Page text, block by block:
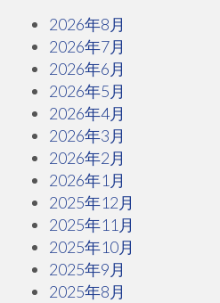
2026年8月
2026年7月
2026年6月
2026年5月
2026年4月
2026年3月
2026年2月
2026年1月
2025年12月
2025年11月
2025年10月
2025年9月
2025年8月